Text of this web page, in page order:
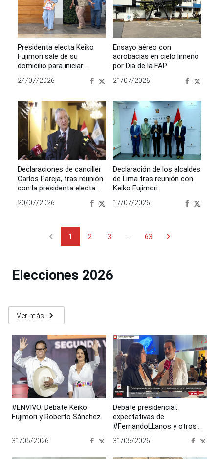
Presidenta electa Keiko
Fujimori sale de su
domicilio para iniciar
24/07/2026
Ensayo aéreo con
acrobacias en cielo limeño
por Día de la FAP
21/07/2026
Declaraciones de canciller
Carlos Pareja, tras reunión
con la presidenta electa
20/07/2026
Declaración de los alcaldes
de Lima tras reunión con
Keiko Fujimori
17/07/2026
chevron_left 1 2 3 ... 63 chevron_right
Elecciones 2026
navigate_next
Ver más
#ENVIVO: Debate Keiko
Fujimori y Roberto Sánchez
31/05/2026
Debate presidencial:
expectativas de
#FernandoLLanos y otros
presidencial
31/05/2026